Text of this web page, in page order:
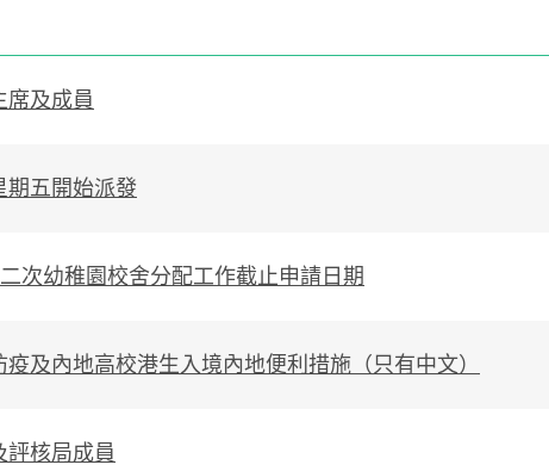
席及成員
五開始派發
次幼稚園校舍分配工作截止申請日期
及內地高校港生入境內地便利措施（只有中文）
評核局成員